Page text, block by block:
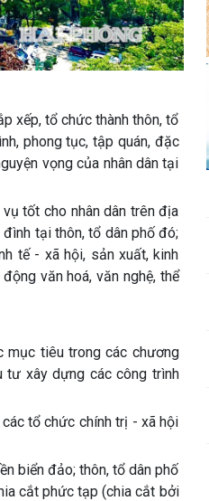
xếp, tổ chức thành thôn, tổ
phong tục, tập quán, đặc
vọng của nhân dân tại
tốt cho nhân dân trên địa
tại thôn, tổ dân phố đó;
tế - xã hội, sản xuất, kinh
văn hoá, văn nghệ, thể
mục tiêu trong các chương
tư xây dựng các công trình
tổ chức chính trị - xã hội
biển đảo; thôn, tổ dân phố
cắt phức tạp (chia cắt bởi